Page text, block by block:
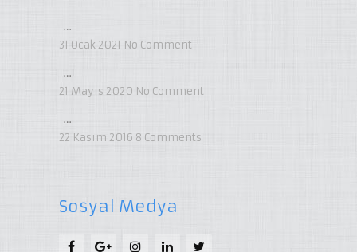
…
31 Ocak 2021 No Comment
…
21 Mayıs 2020 No Comment
…
22 Kasım 2016 8 Comments
Sosyal Medya